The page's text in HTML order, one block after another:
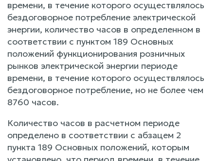
времени, в течение которого осуществлялось
бездоговорное потребление электрической
энергии, количество часов в определенном в
соответствии с пунктом 189 Основных
положений функционирования розничных
рынков электрической энергии периоде
времени, в течение которого осуществлялось
бездоговорное потребление, но не более чем
8760 часов.
Количество часов в расчетном периоде
определено в соответствии с абзацем 2
пункта 189 Основных положений, которым